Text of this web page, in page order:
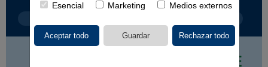
Esencial Marketing Medios externos